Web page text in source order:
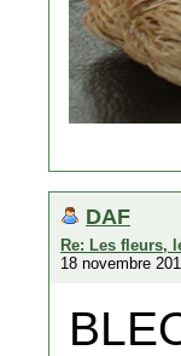
DAF
Re: Les fleurs,
18 novembre